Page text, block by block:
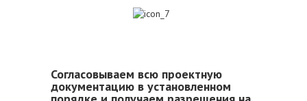
Согласовываем всю проектную
документацию в установленном